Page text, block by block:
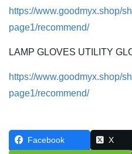
https://www.goodmyx.shop/
page1/recommend/
LAMP GLOVES UTILITY
https://www.goodmyx.shop/
page1/recommend/
Facebook X